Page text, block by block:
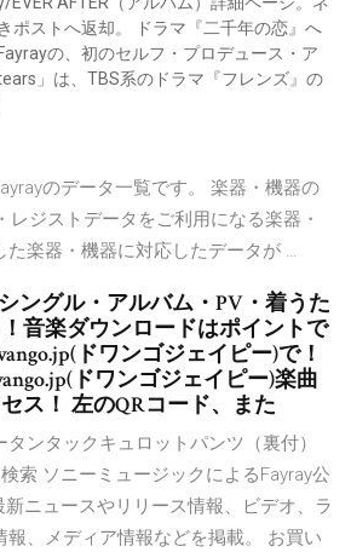
ポストへ返却。 ドラマ『二千年の恋』へ
の、初のセルフ・プロデュース・ア
」は、TBS系のドラマ『フレンズ』の
のデータ一覧です。 楽器・機器の
レジストデータをご利用になる楽器・
た楽器・機器に対応したデータが …
ングル・アルバム・PV・着うた
音楽ダウンロードはポイントで
ドワンゴジェイピー)で！
ドワンゴジェイピー)楽曲
ス！ 左のQRコード、また
ンタックキュロットパンツ（裏付）
索 ソニーミュージックによるFayray公
ニュースやリリース情報、ビデオ、ラ
報、メディア情報などを掲載。 お買い